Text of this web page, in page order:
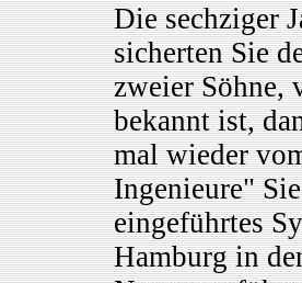
Die sechziger
sicherten Sie
zweier Söhne,
bekannt ist,
mal wieder
Ingenieure"
eingeführtes
Hamburg in